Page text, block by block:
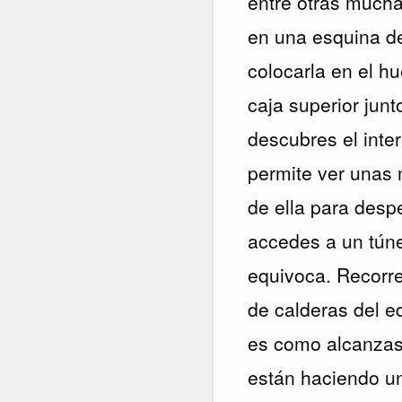
en una esquina
colocarla en el
caja superior
descubres el
permite ver unas
de ella para
accedes a un
equivoca.
de calderas del
es como
están haciendo